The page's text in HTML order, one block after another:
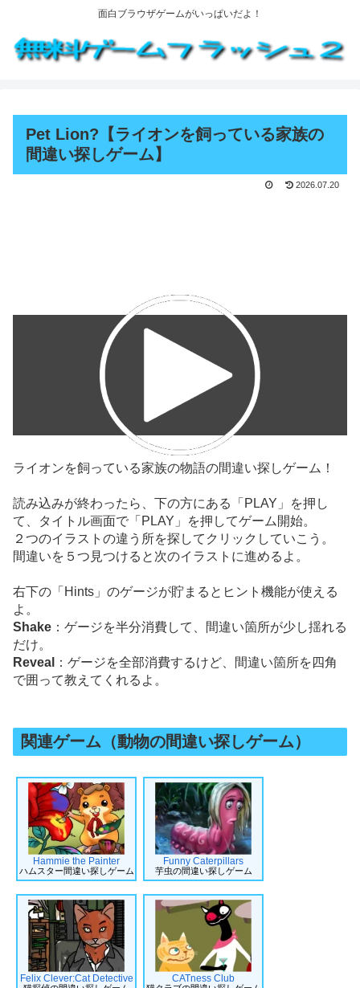
面白ブラウザゲームがいっぱいだよ！
Pet Lion?【ライオンを飼っている家族の
間違い探しゲーム】
2026.07.20
ライオンを飼っている家族の物語の間違い探しゲーム！
読み込みが終わったら、下の方にある「PLAY」を押し
て、タイトル画面で「PLAY」を押してゲーム開始。
２つのイラストの違う所を探してクリックしていこう。
間違いを５つ見つけると次のイラストに進めるよ。
右下の「Hints」のゲージが貯まるとヒント機能が使える
よ。
Shake ：ゲージを半分消費して、間違い箇所が少し揺れる
だけ。
Reveal
：ゲージを全部消費するけど、間違い箇所を四角
で囲って教えてくれるよ。
関連ゲーム（動物の間違い探しゲーム）
Hammie the Painter
ハムスター間違い探しゲーム
Funny Caterpillars
芋虫の間違い探しゲーム
Felix Clever:Cat Detective CATness Club